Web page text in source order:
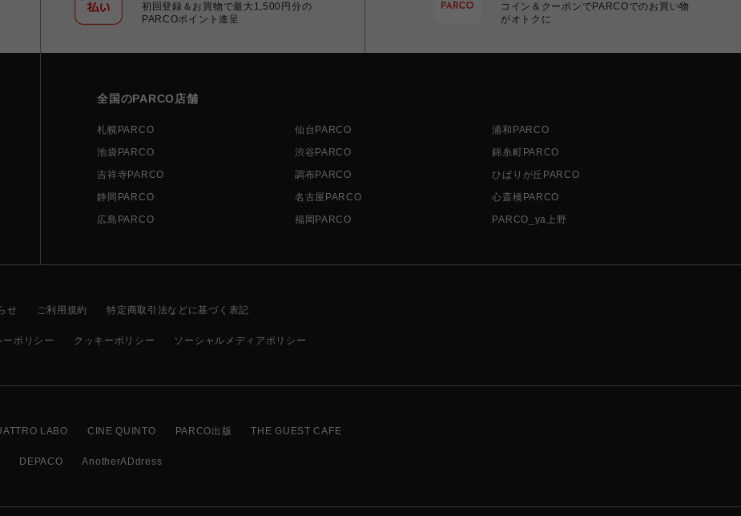
初回登録＆お買物で最大1,500円分の
PARCOポイント進呈
コイン＆クーポンでPARCOでのお買い物
がオトクに
全国のPARCO店舗
札幌PARCO 仙台PARCO
浦和PARCO
池袋PARCO
渋谷PARCO
錦糸町PARCO
吉祥寺PARCO
調布PARCO
ひばりが丘PARCO
静岡PARCO
名古屋PARCO
心斎橋PARCO
広島PARCO
福岡PARCO PARCO_ya上野
せ ご利用規約 特定商取引法などに基づく表記
ーポリシー クッキーポリシー ソーシャルメディアポリシー
LABO CINE QUINTO PARCO出版 THE GUEST CAFE
DEPACO AnotherADdress